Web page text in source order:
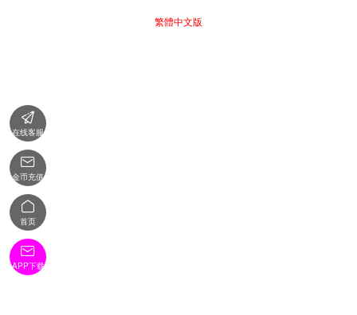
繁體中文版

在线客服

金币充值

首页

APP下载